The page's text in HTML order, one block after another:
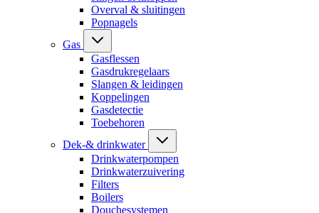
Overval & sluitingen
Popnagels
Gas
Gasflessen
Gasdrukregelaars
Slangen & leidingen
Koppelingen
Gasdetectie
Toebehoren
Dek-& drinkwater
Drinkwaterpompen
Drinkwaterzuivering
Filters
Boilers
Douchesystemen